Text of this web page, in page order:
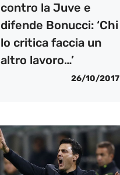
contro la Juve e
difende Bonucci: ‘Chi
lo critica faccia un
altro lavoro…’
26/10/2017